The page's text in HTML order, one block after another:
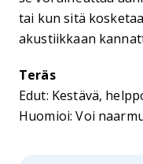
tai kun sitä
akustiikkaan
Teräs
Edut: Kestävä,
Huomioi: Voi